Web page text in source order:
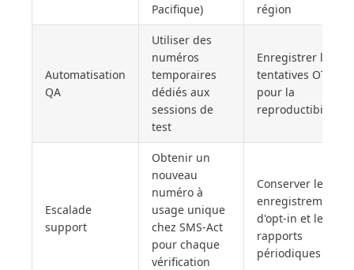
Pacifique)
région
Automatisation
QA
Utiliser des
numéros
temporaires
dédiés aux
sessions de
test
Enregistrer les
tentatives OTP
pour la
reproductibilité
Escalade
support
Obtenir un
nouveau
numéro à
usage unique
chez SMS-Act
pour chaque
vérification
Conserver les
enregistrements
d'opt-in et les
rapports
périodiques